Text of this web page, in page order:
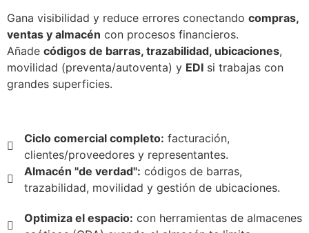
Gana visibilidad y reduce errores conectando compras,
ventas y almacén con procesos financieros.
Añade códigos de barras, trazabilidad, ubicaciones,
movilidad (preventa/autoventa) y EDI si trabajas con
grandes superficies.
Ciclo comercial completo: facturación,
clientes/proveedores y representantes.
Almacén "de verdad": códigos de barras,
trazabilidad, movilidad y gestión de ubicaciones.
Optimiza el espacio: con herramientas de almacenes